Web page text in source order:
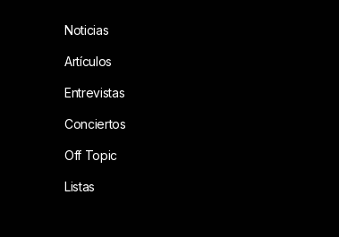
Noticias
Artículos
Entrevistas
Conciertos
Off Topic
Listas